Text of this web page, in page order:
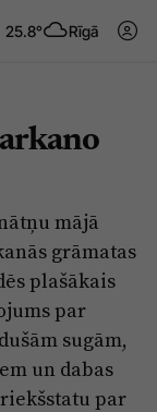
25.8° Rīgā
mājā
grāmatas
plašākais
par
sugām,
un dabas
par